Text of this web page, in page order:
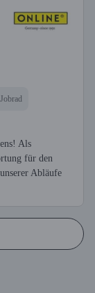
Jobrad
Als
für den
Abläufe